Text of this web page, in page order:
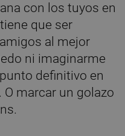
con los tuyos en
que ser
al mejor
ni imaginarme
definitivo en
O marcar un golazo